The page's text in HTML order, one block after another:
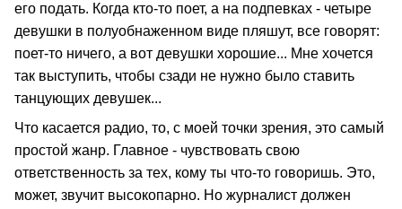
его подать. Когда кто-то поет, а на подпевках - четыре
девушки в полуобнаженном виде пляшут, все говорят:
поет-то ничего, а вот девушки хорошие... Мне хочется
так выступить, чтобы сзади не нужно было ставить
танцующих девушек...
Что касается радио, то, с моей точки зрения, это самый
простой жанр. Главное - чувствовать свою
ответственность за тех, кому ты что-то говоришь. Это,
может, звучит высокопарно. Но журналист должен